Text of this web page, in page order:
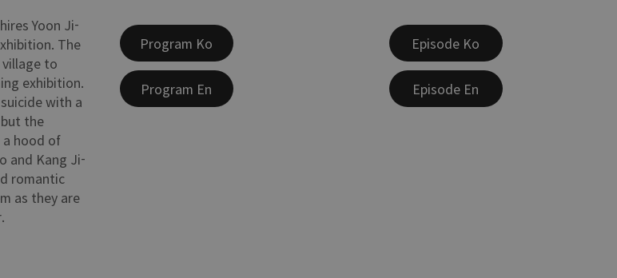
Yoon Ji-
The
to
exhibition.
with a
the
a hood of
and Kang Ji-
romantic
as they are
Program Ko
Program En
Episode Ko
Episode En